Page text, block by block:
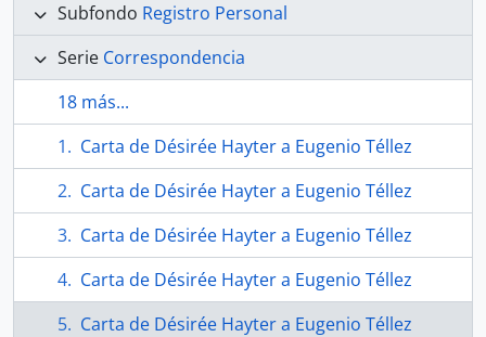
Subfondo Registro Personal
Serie Correspondencia
18 más...
Carta de Désirée Hayter a Eugenio Téllez
Carta de Désirée Hayter a Eugenio Téllez
Carta de Désirée Hayter a Eugenio Téllez
Carta de Désirée Hayter a Eugenio Téllez
Carta de Désirée Hayter a Eugenio Téllez